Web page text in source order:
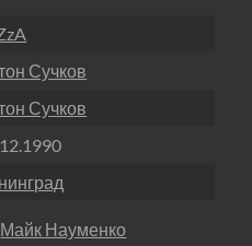
Сучков
Сучков
Майк Науменко